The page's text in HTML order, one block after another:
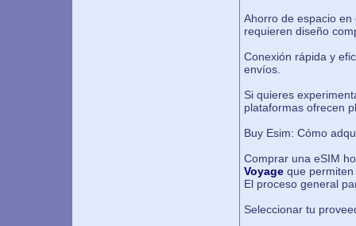
Ahorro de espacio
requieren diseño
Conexión rápida y
envíos.
Si quieres
plataformas ofrecen
Buy Esim: Cómo
Comprar una eSIM
Voyage que
El proceso general
Seleccionar tu